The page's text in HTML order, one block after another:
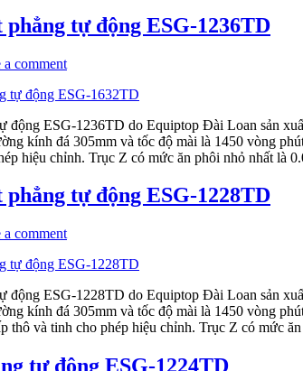
tự động ESG-1236TD
a comment
động ESG-1236TD do Equiptop Đài Loan sản
kính đá 305mm và tốc độ mài là 1450 vòng
hiệu chỉnh. Trục Z có mức ăn phôi nhỏ nhất là
tự động ESG-1228TD
a comment
động ESG-1228TD do Equiptop Đài Loan sản
kính đá 305mm và tốc độ mài là 1450 vòng
thô và tinh cho phép hiệu chỉnh. Trục Z có mức
tự động ESG-1224TD